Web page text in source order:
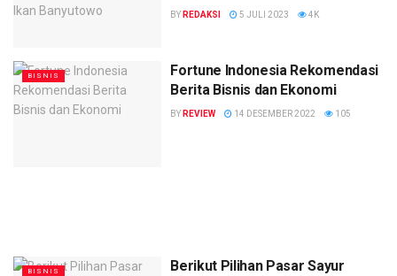
BY REDAKSI 5 JULI 2023 4K
BISNIS
Fortune Indonesia Rekomendasi
Berita Bisnis dan Ekonomi
BY REVIEW 14 DESEMBER 2022 105
BISNIS
Berikut Pilihan Pasar Sayur